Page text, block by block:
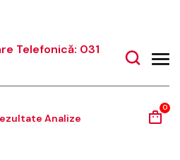
Telefonică: 031
Analize
0